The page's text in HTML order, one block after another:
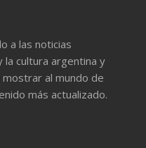
a las noticias
la cultura argentina y
al mundo de
más actualizado.